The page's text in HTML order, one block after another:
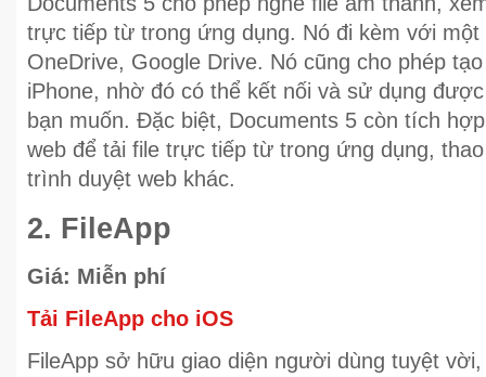
trực tiếp từ trong ứng dụng. Nó đi kèm với
OneDrive, Google Drive. Nó cũng cho phép
iPhone, nhờ đó có thể kết nối và sử dụng
bạn muốn. Đặc biệt, Documents 5 còn tích
web để tải file trực tiếp từ trong ứng dụng,
trình duyệt web khác.
2. FileApp
Giá: Miễn phí
Tải FileApp cho iOS
FileApp sở hữu giao diện người dùng tuyệt